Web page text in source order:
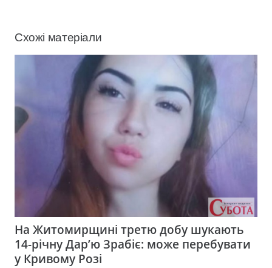
Схожі матеріали
На Житомирщині третю добу шукають
14-річну Дар’ю Зрабіє: може перебувати
у Кривому Розі